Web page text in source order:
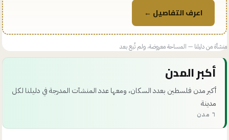
اعرف التفاصيل ←
منشأة من دليلنا — المساحة معروضة، ولم تُبع بعد
أكبر المدن
أكبر مدن فلسطين بعدد السكان، ومعها عدد المنشآت المدرجة في دليلنا لكل
مدينة
٦ مدن